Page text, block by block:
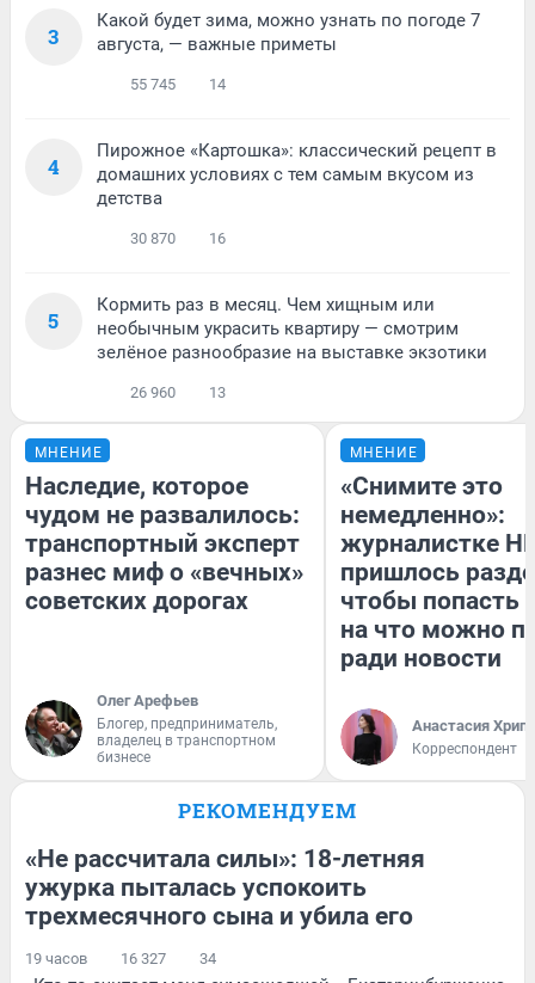
3
Какой будет зима, можно узнать по погоде 7
августа, — важные приметы
55 745 14
4
Пирожное «Картошка»: классический рецепт в
домашних условиях с тем самым вкусом из
детства
30 870 16
5
Кормить раз в месяц. Чем хищным или
необычным украсить квартиру — смотрим
зелёное разнообразие на выставке экзотики
26 960 13
МНЕНИЕ
Наследие, которое
чудом не развалилось:
транспортный эксперт
разнес миф о «вечных»
советских дорогах
Олег Арефьев
Блогер, предприниматель,
владелец в транспортном
бизнесе
МНЕНИЕ
«Снимите это
немедленно»:
журналистке
пришлось
чтобы попасть
на что можно
ради новости
Анастасия
Корреспондент
РЕКОМЕНДУЕМ
«Не рассчитала силы»: 18-летняя
ужурка пыталась успокоить
трехмесячного сына и убила его
19 часов 16 327 34